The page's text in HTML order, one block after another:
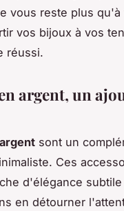
vous reste plus
vos bijoux à vos
réussi.
argent, un
sont un
Ces
d'élégance
en détourner